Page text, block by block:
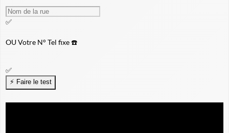
✅
OUVotre N° Tel fixe ☎️
✅